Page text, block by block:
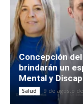
Concepción
brindarán un
Mental y
Salud 9 de agosto